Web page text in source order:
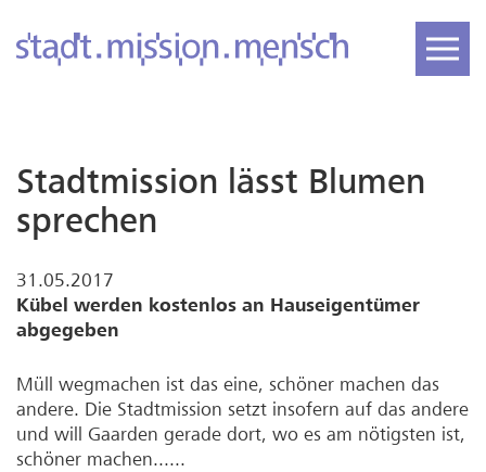
Stadtmission lässt Blumen
sprechen
31.05.2017
Kübel werden kostenlos an Hauseigentümer
abgegeben
Müll wegmachen ist das eine, schöner machen das
andere. Die Stadtmission setzt insofern auf das andere
und will Gaarden gerade dort, wo es am nötigsten ist,
schöner machen......